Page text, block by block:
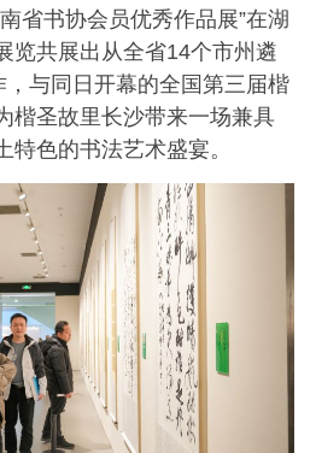
省书协会员优秀作品展”在湖
览共展出从全省14个市州遴
与同日开幕的全国第三届楷
楷圣故里长沙带来一场兼具
特色的书法艺术盛宴。